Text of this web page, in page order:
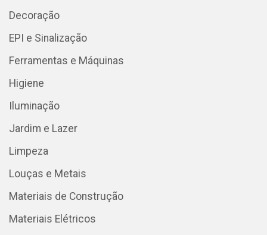
Decoração
EPI e Sinalização
Ferramentas e Máquinas
Higiene
Iluminação
Jardim e Lazer
Limpeza
Louças e Metais
Materiais de Construção
Materiais Elétricos